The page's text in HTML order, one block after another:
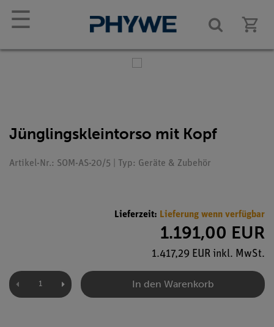
☰
Jünglingskleintorso mit Kopf
Artikel-Nr.: SOM-AS-20/5 | Typ: Geräte & Zubehör
Lieferzeit: Lieferung wenn verfügbar
1.191,00 EUR
1.417,29 EUR inkl. MwSt.
In den Warenkorb